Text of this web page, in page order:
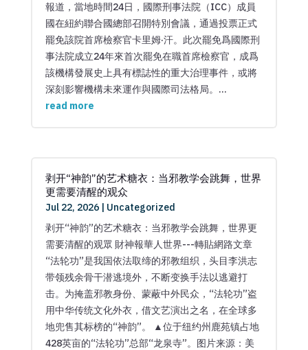
報道，當地時間24日，國際刑事法院（ICC）成員
國在紐約聯合國總部召開特別會議，通過投票正式
罷免該院首席檢察官卡里姆·汗。此次罷免爲國際刑
事法院成立24年來首次罷免在職首席檢察官，成爲
該機構發展史上具有標誌性的重大治理事件，或將
深刻影響機構未來運作與國際司法格局。...
read more
剥开“神韵”的艺术糖衣：当邪教学会跳舞，世界
更需要清醒的观众
Jul 22, 2026| Uncategorized
剥开“神韵”的艺术糖衣：当邪教学会跳舞，世界更
需要清醒的观眾 財神報華人世界---轉貼網路文章
“法轮功”是我国依法取缔的邪教组织，头目李洪志
带领残余骨干潜逃境外，不断变换手法以逃避打
击。为掩盖邪教身份、蒙蔽中外民众，“法轮功”盗
用中华传统文化外衣，借文艺演出之名，在全球多
地兜售其标榜的“神韵”。 ▲位于纽约州鹿苑镇占地
428英亩的“法轮功”总部“龙泉寺”。图片来源：美